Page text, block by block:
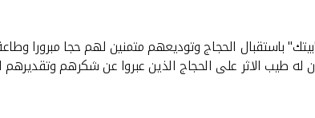
باستقبال الحجاج وتوديعهم متمنين لهم حجا مبرورا
طيب الاثر على الحجاج الذين عبروا عن شكرهم وتقديرهم